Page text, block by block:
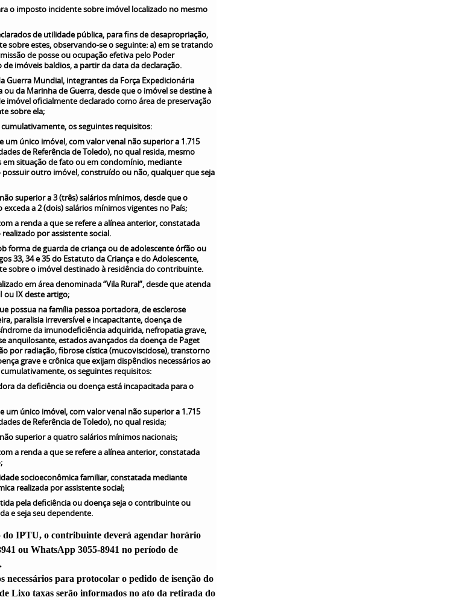
o imposto incidente sobre imóvel localizado no mesmo
de utilidade pública, para fins de desapropriação,
sobre estes, observando-se o seguinte: a) em se tratando
de posse ou ocupação efetiva pelo Poder
imóveis baldios, a partir da data da declaração.
Guerra Mundial, integrantes da Força Expedicionária
ou da Marinha de Guerra, desde que o imóvel se destine à
imóvel oficialmente declarado como área de preservação
sobre ela;
os seguintes requisitos:
único imóvel, com valor venal não superior a 1.715
de Referência de Toledo), no qual resida, mesmo
situação de fato ou em condomínio, mediante
outro imóvel, construído ou não, qualquer que seja
superior a 3 (três) salários mínimos, desde que o
a 2 (dois) salários mínimos vigentes no País;
a renda a que se refere a alínea anterior, constatada
por assistente social.
forma de guarda de criança ou de adolescente órfão ou
33, 34 e 35 do Estatuto da Criança e do Adolescente,
sobre o imóvel destinado à residência do contribuinte.
em área denominada “Vila Rural”, desde que atenda
ou IX deste artigo;
possua na família pessoa portadora, de esclerose
paralisia irreversível e incapacitante, doença de
da imunodeficiência adquirida, nefropatia grave,
anquilosante, estados avançados da doença de Paget
por radiação, fibrose cística (mucoviscidose), transtorno
grave e crônica que exijam dispêndios necessários ao
os seguintes requisitos:
da deficiência ou doença está incapacitada para o
um único imóvel, com valor venal não superior a 1.715
de Referência de Toledo), no qual resida;
superior a quatro salários mínimos nacionais;
a renda a que se refere a alínea anterior, constatada
socioeconômica familiar, constatada mediante
realizada por assistente social;
pela deficiência ou doença seja o contribuinte ou
e seja seu dependente.
do IPTU, o contribuinte deverá agendar horário
ou WhatsApp 3055-8941 no período de
necessários para protocolar o pedido de isenção do
Lixo taxas serão informados no ato da retirada do